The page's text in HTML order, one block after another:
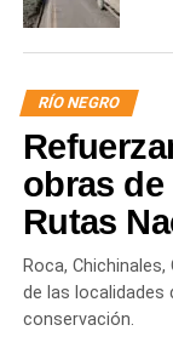
RÍO NEGRO
obras
Rutas
Roca,
de las localidades
conservación.